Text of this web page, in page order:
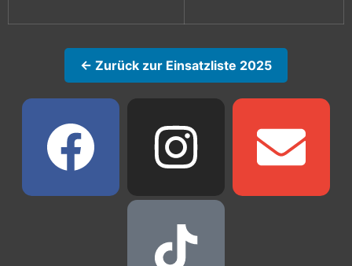
← Zurück zur Einsatzliste 2025